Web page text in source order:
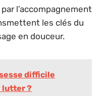
l’accompagnement
les clés du
en douceur.
difficile
lutter ?